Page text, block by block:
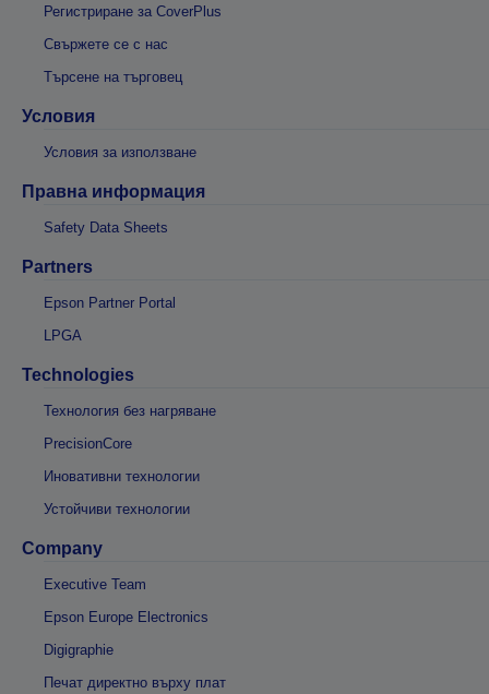
Регистриране за CoverPlus
Свържете се с нас
Търсене на търговец
Условия
Условия за използване
Правна информация
Safety Data Sheets
Partners
Epson Partner Portal
LPGA
Technologies
Технология без нагряване
PrecisionCore
Иновативни технологии
Устойчиви технологии
Company
Executive Team
Epson Europe Electronics
Digigraphie
Печат директно върху плат